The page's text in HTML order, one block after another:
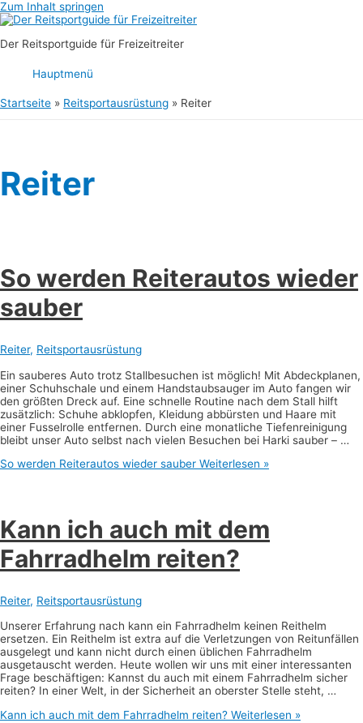
Zum Inhalt springen
Der Reitsportguide für Freizeitreiter
Hauptmenü
Startseite Reitsportausrüstung Reiter
Reiter
So werden Reiterautos wieder
sauber
Reiter, Reitsportausrüstung
Ein sauberes Auto trotz Stallbesuchen ist möglich! Mit Abdeckplanen,
einer Schuhschale und einem Handstaubsauger im Auto fangen wir
den größten Dreck auf. Eine schnelle Routine nach dem Stall hilft
zusätzlich: Schuhe abklopfen, Kleidung abbürsten und Haare mit
einer Fusselrolle entfernen. Durch eine monatliche Tiefenreinigung
bleibt unser Auto selbst nach vielen Besuchen bei Harki sauber – …
So werden Reiterautos wieder sauber Weiterlesen »
Kann ich auch mit dem
Fahrradhelm reiten?
Reiter, Reitsportausrüstung
Unserer Erfahrung nach kann ein Fahrradhelm keinen Reithelm
ersetzen. Ein Reithelm ist extra auf die Verletzungen von Reitunfällen
ausgelegt und kann nicht durch einen üblichen Fahrradhelm
ausgetauscht werden. Heute wollen wir uns mit einer interessanten
Frage beschäftigen: Kannst du auch mit einem Fahrradhelm sicher
reiten? In einer Welt, in der Sicherheit an oberster Stelle steht, …
Kann ich auch mit dem Fahrradhelm reiten? Weiterlesen »